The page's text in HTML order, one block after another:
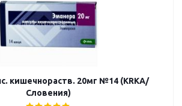
кишечнораств. 20мг №14 (KRKA/
Словения)